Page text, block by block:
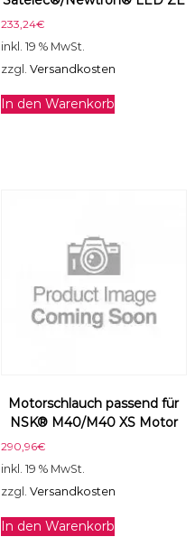
233,24€
inkl. 19 % MwSt.
zzgl. Versandkosten
In den Warenkorb
Motorschlauch passend für
NSK® M40/M40 XS Motor
290,96€
inkl. 19 % MwSt.
zzgl. Versandkosten
In den Warenkorb